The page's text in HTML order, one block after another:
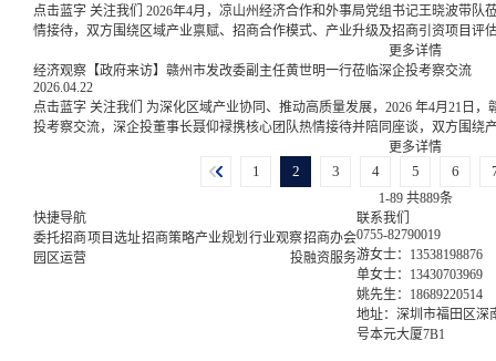
点击蓝字 关注我们 2026年4月，凉山州经济合作和外事局党组书记王晓波带队莅临深企投考察交流，深企投董事长聂仰禄携团队热
情接待，双方围绕区域产业禀赋、招商合作模式、产业升级及招商引资项目评
更多详情
经济观察【政府来访】赣州市发改委副主任黄世明一行莅临深企投考察交流
2026.04.22
点击蓝字 关注我们 为深化区域产业协同、推动高质量发展，2026 年4月21日，赣州市发展和改革委员会副主任黄世明一行莅临深企
投考察交流，深企投董事长聂仰禄携核心团队热情接待并陪同座谈，双方围绕
更多详情
1 2 3 4 5 6
1-89 共889条
快捷导航
委托招商项目选址招商策略产业规划 行业观察招商办会
园区运营
投融资服务
联系我们
0755-82790019
游女士：13538198876
单女士：13430703969
姚先生：18689220514
地址：深圳市福田区深
号本元大厦7B1